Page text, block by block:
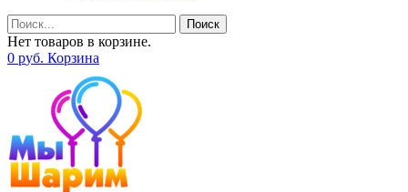
Поиск
Нет товаров в корзине.
0 руб. Корзина